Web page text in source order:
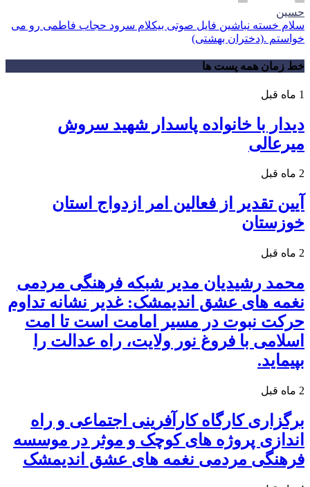
حسین
سلام خسته نباشین فایل صوتی بیکلام سرود حجاب فاطمی رو می
خواستم .(دختران بهشتی)
خط زمان همه پست ها
1 ماه قبل
دیدار با خانواده پاسدار شهید سروش
میرعالی
2 ماه قبل
آیین تقدیر از فعالین امر ازدواج استان
خوزستان
2 ماه قبل
محمد رشیدیان مدیر شبکه فرهنگی مردمی
نغمه های عشق اندیمشک: غدیر نشانه تداوم
حرکت نبوت در مسیر امامت است تا امت
اسلامی با فروغ نور ولایت، راه عدالت را
بپیماید.
2 ماه قبل
برگزاری کارگاه کارآفرینی اجتماعی و راه
اندازی پروژه های کوچک و موثر در موسسه
فرهنگی مردمی نغمه های عشق اندیمشک